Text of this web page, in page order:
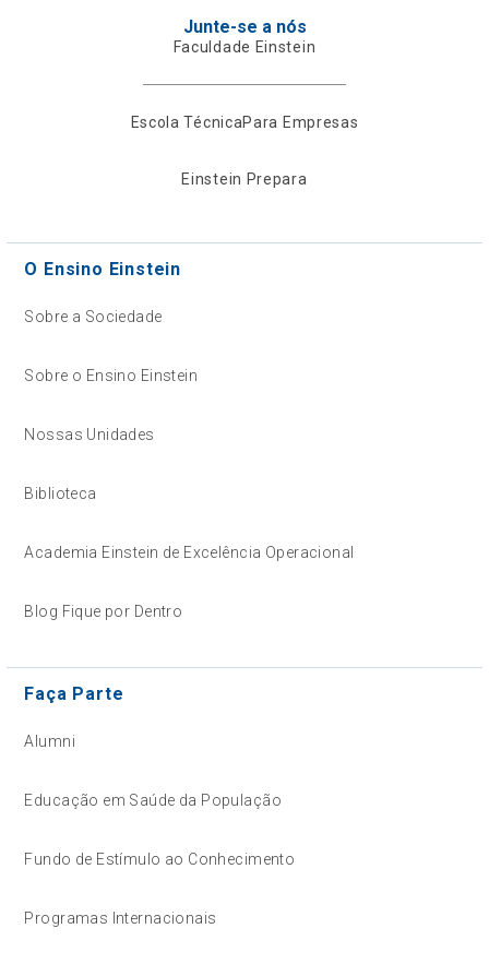
Junte-se a nós
Faculdade Einstein
Escola TécnicaPara Empresas
Einstein Prepara
O Ensino Einstein
Sobre a Sociedade
Sobre o Ensino Einstein
Nossas Unidades
Biblioteca
Academia Einstein de Excelência Operacional
Blog Fique por Dentro
Faça Parte
Alumni
Educação em Saúde da População
Fundo de Estímulo ao Conhecimento
Programas Internacionais